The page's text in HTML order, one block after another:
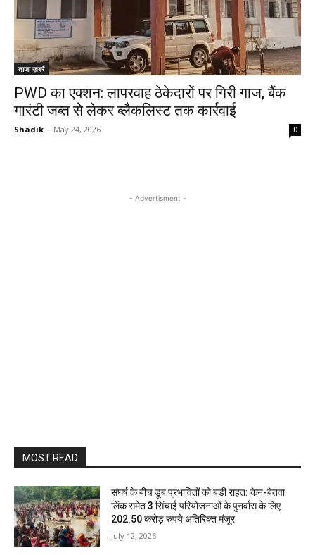
ताजा ख़बरें
PWD का एक्शन: लापरवाह ठेकेदारों पर गिरी गाज, बैंक
गारंटी जब्त से लेकर ब्लैकलिस्ट तक कार्रवाई
Shadik - May 24, 2026 0
- Advertisment -
MOST READ
संघर्ष के बीच डूब प्रभावितों को बड़ी राहत: केन-बेतवा
लिंक समेत 3 सिंचाई परियोजनाओं के पुनर्वास के लिए
202.50 करोड़ रुपये अतिरिक्त मंजूर
July 12, 2026